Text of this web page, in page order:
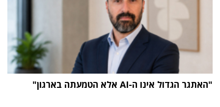
"האתגר הגדול אינו ה-AI אלא הטמעתה בארגון"